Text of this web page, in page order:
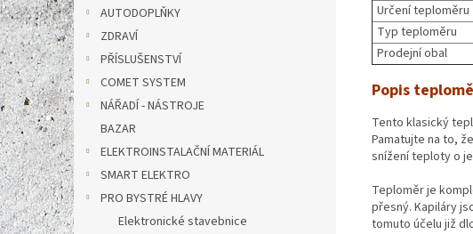
AUTODOPLŇKY
ZDRAVÍ
PŘÍSLUŠENSTVÍ
COMET SYSTEM
NÁŘADÍ - NÁSTROJE
BAZAR
ELEKTROINSTALAČNÍ MATERIÁL
SMART ELEKTRO
PRO BYSTRÉ HLAVY
Elektronické stavebnice
Určení teploměru
Typ teploměru
Prodejní obal
Popis
Tento klasický
Pamatujte na to,
snížení teploty o
Teploměr je
přesný. Kapiláry
tomuto účelu již